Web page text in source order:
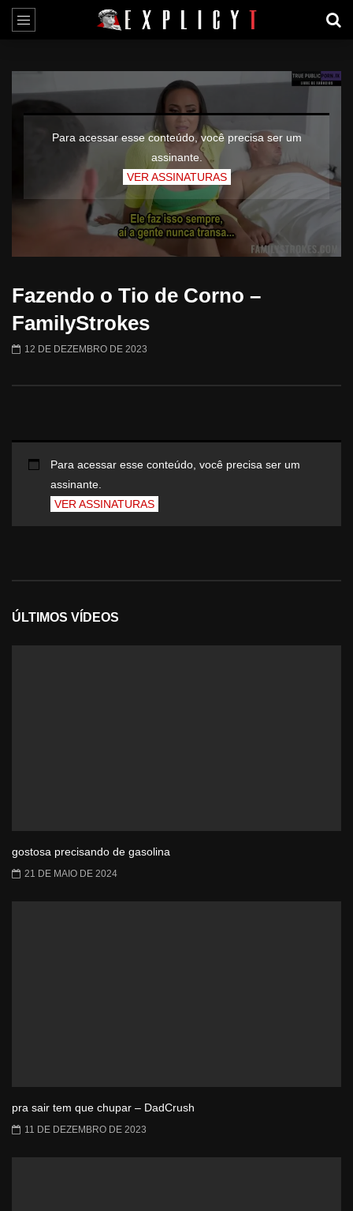
Para acessar esse conteúdo, você precisa ser um
assinante.
VER ASSINATURAS
Fazendo o Tio de Corno –
FamilyStrokes
12 DE DEZEMBRO DE 2023
Para acessar esse conteúdo, você precisa ser um
assinante.
VER ASSINATURAS
ÚLTIMOS VÍDEOS
gostosa precisando de gasolina
21 DE MAIO DE 2024
pra sair tem que chupar – DadCrush
11 DE DEZEMBRO DE 2023